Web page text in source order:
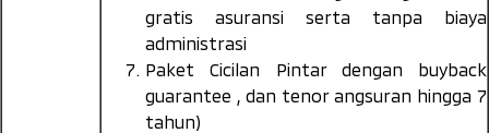
gratis asuransi serta tanpa biaya
administrasi
Paket Cicilan Pintar dengan buyback
guarantee , dan tenor angsuran hingga 7
tahun)